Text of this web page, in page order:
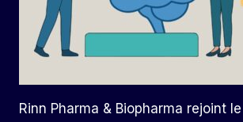
Rinn Pharma & Biopharma rejoint